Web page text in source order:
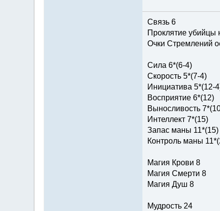
Связь 6
Проклятие убийцы
Очки Стремлений
Сила 6*(6-4)
Скорость 5*(7-4)
Инициатива 5*(12-
Восприятие 6*(12)
Выносливость
Интеллект 7*(15)
Запас маны 11*(15)
Контроль маны
Магия Крови 8
Магия Смерти 8
Магия Душ 8
Мудрость 24